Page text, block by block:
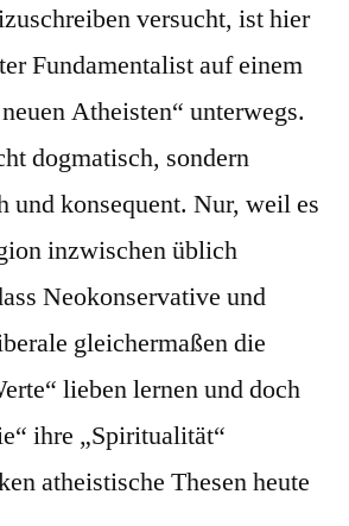
versucht, ist hier
Fundamentalist auf einem
Atheisten“ unterwegs.
dogmatisch, sondern
und konsequent. Nur, weil es
inzwischen üblich
Neokonservative und
gleichermaßen die
lieben lernen und doch
ihre „Spiritualität“
atheistische Thesen heute